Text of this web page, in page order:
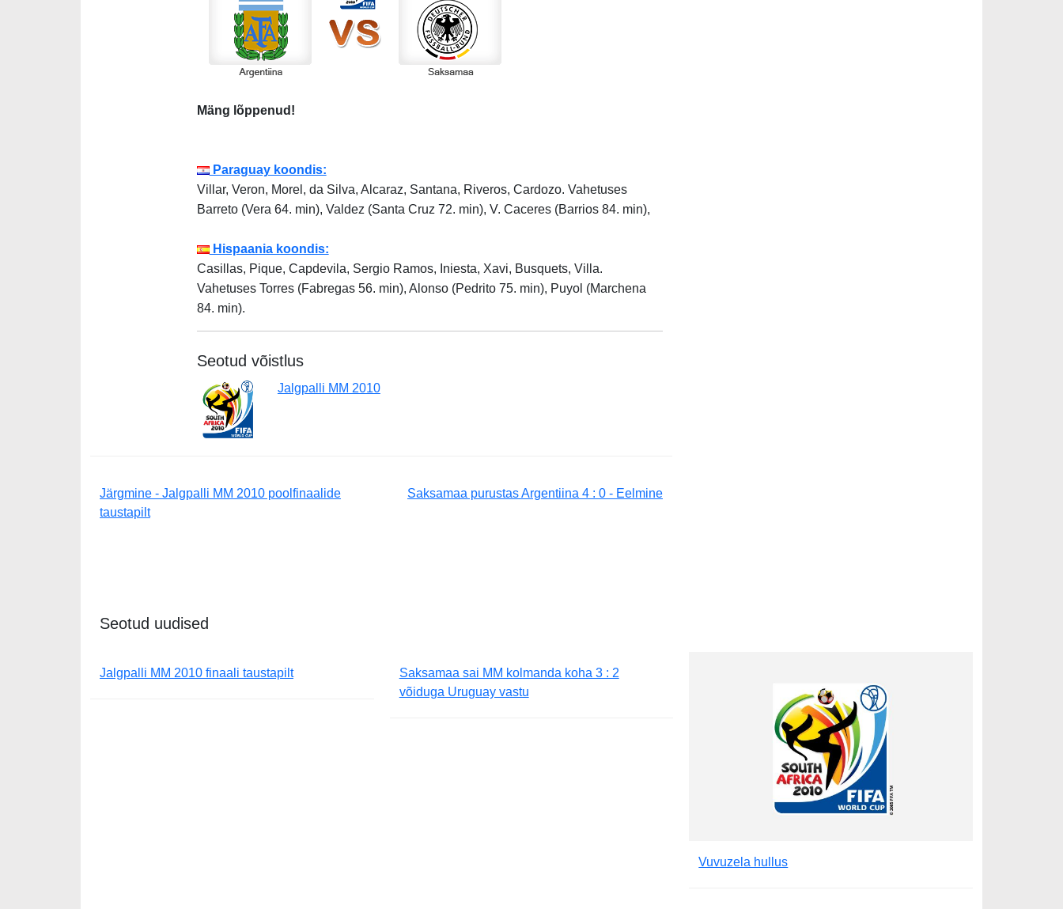
Mäng lõppenud!
Paraguay koondis:
Villar, Veron, Morel, da Silva, Alcaraz, Santana, Riveros, Cardozo. Vahetuses
Barreto (Vera 64. min), Valdez (Santa Cruz 72. min), V. Caceres (Barrios 84. min),
Hispaania koondis:
Casillas, Pique, Capdevila, Sergio Ramos, Iniesta, Xavi, Busquets, Villa.
Vahetuses Torres (Fabregas 56. min), Alonso (Pedrito 75. min), Puyol (Marchena
84. min).
Seotud võistlus
Jalgpalli MM 2010
Järgmine - Jalgpalli MM 2010 poolfinaalide
taustapilt
Saksamaa purustas Argentiina 4 : 0 - Eelmine
Seotud uudised
Jalgpalli MM 2010 finaali taustapilt
Saksamaa sai MM kolmanda koha 3 : 2
võiduga Uruguay vastu
Vuvuzela hullus